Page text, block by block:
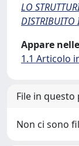
LO
DISTRIBUITO
Appare
1.1 Articolo
File in
Non ci sono